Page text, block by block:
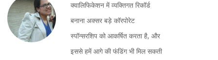
क्वालिफिकेशन में व्यक्तिगत रिकॉर्ड
बनाना अक्सर बड़े कॉरपोरेट
स्पॉन्सरशिप को आकर्षित करता है, और
इससे हमें आगे की फंडिंग भी मिल सकती